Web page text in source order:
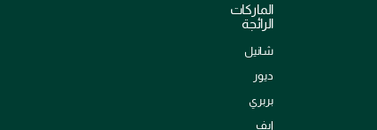
الماركات
الرائجة
شانيل
ديور
بربري
إيف